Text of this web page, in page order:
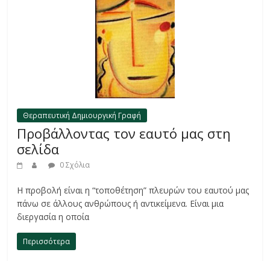
Θεραπευτική Δημιουργική Γραφή
Προβάλλοντας τον εαυτό μας στη
σελίδα
0 Σχόλια
Η προβολή είναι η “τοποθέτηση” πλευρών του εαυτού μας
πάνω σε άλλους ανθρώπους ή αντικείμενα. Είναι μια
διεργασία η οποία
Περισσότερα